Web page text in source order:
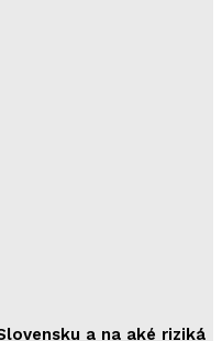
a na aké riziká